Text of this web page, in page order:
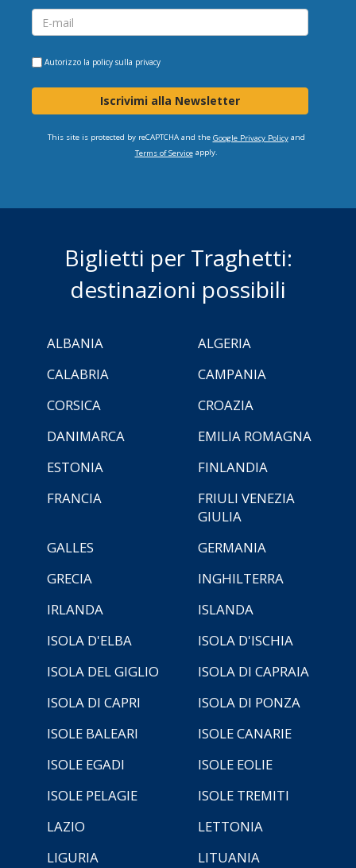
Autorizzo la policy sulla privacy
Iscrivimi alla Newsletter
This site is protected by reCAPTCHA and the Google Privacy Policyand
Terms of Serviceapply.
Biglietti per Traghetti:
destinazioni possibili
ALBANIA
ALGERIA
CALABRIA
CAMPANIA
CORSICA
CROAZIA
DANIMARCA
EMILIA ROMAGNA
ESTONIA
FINLANDIA
FRANCIA
FRIULI VENEZIA
GIULIA
GALLES
GERMANIA
GRECIA
INGHILTERRA
IRLANDA
ISLANDA
ISOLA D'ELBA
ISOLA D'ISCHIA
ISOLA DEL GIGLIO
ISOLA DI CAPRAIA
ISOLA DI CAPRI
ISOLA DI PONZA
ISOLE BALEARI
ISOLE CANARIE
ISOLE EGADI
ISOLE EOLIE
ISOLE PELAGIE
ISOLE TREMITI
LAZIO
LETTONIA
LIGURIA
LITUANIA